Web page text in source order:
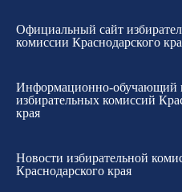
Официальный сайт
комиссии Краснодарского
Информационно-обучающий
избирательных комиссий
края
Новости избирательной
Краснодарского края